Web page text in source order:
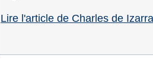
Lire l'article de Charles de